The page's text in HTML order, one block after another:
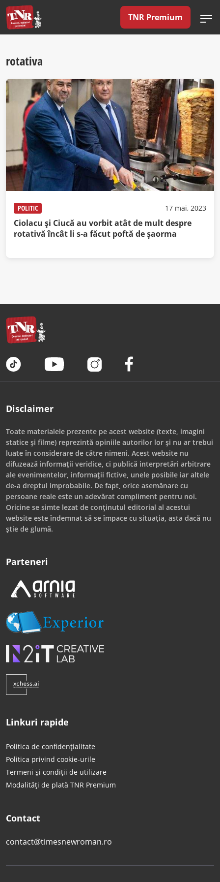
TNR Premium
rotativa
POLITIC 17 mai, 2023
Ciolacu şi Ciucă au vorbit atât de mult despre
rotativă încât li s-a făcut poftă de şaorma
Disclaimer
Toate materialele prezente pe acest website (texte, imagini
statice și filme) reprezintă opiniile autorilor lor și nu ar trebui
luate în considerare de către nimeni. Acest website nu
difuzează informații veridice, ci publică interpretări arbitrare
ale evenimentelor, informații fictive, unele posibile iar altele
de-a dreptul improbabile. De fapt, orice asemănare cu
persoane reale este un adevărat compliment pentru noi.
Oricine se simte lezat de conținutul editorial al acestui
website este îndemnat să se împace cu situația, asta dacă nu
știe de glumă.
Parteneri
Linkuri rapide
Politica de confidențialitate
Politica privind cookie-urile
Termeni și condiții de utilizare
Modalități de plată TNR Premium
Contact
contact@timesnewroman.ro